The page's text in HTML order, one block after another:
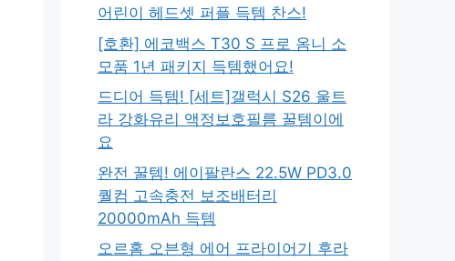
어린이 헤드셋 퍼플 득템 찬스!
[호환] 에코백스 T30 S 프로 옴니 소
모품 1년 패키지 득템했어요!
드디어 득템! [세트]갤럭시 S26 울트
라 강화유리 액정보호필름 꿀템이에
요
완전 꿀템! 에이팔란스 22.5W PD3.0
퀄컴 고속충전 보조배터리
20000mAh 득템
오르홈 오븐형 에어 프라이어기 후라